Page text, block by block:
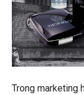
Trong marketing